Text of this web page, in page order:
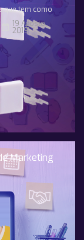
que tem como
19 Agosto,
2019
Marketing